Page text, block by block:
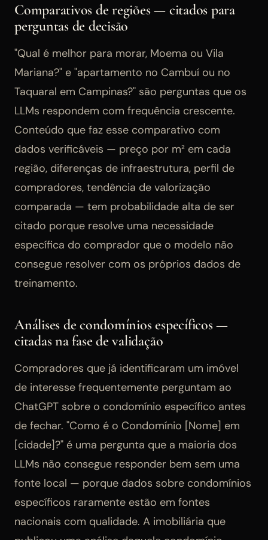
Comparativos de regiões — citados para
perguntas de decisão
"Qual é melhor para morar, Moema ou Vila
Mariana?" e "apartamento no Cambuí ou no
Taquaral em Campinas?" são perguntas que os
LLMs respondem com frequência crescente.
Conteúdo que faz esse comparativo com
dados verificáveis — preço por m² em cada
região, diferenças de infraestrutura, perfil de
compradores, tendência de valorização
comparada — tem probabilidade alta de ser
citado porque resolve uma necessidade
específica do comprador que o modelo não
consegue resolver com os próprios dados de
treinamento.
Análises de condomínios específicos —
citadas na fase de validação
Compradores que já identificaram um imóvel
de interesse frequentemente perguntam ao
ChatGPT sobre o condomínio específico antes
de fechar. "Como é o Condomínio [Nome] em
[cidade]?" é uma pergunta que a maioria dos
LLMs não consegue responder bem sem uma
fonte local — porque dados sobre condomínios
específicos raramente estão em fontes
nacionais com qualidade. A imobiliária que